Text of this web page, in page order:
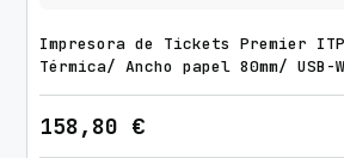
Impresora de Tickets Premier
Térmica/ Ancho papel 80mm/
158,80 €